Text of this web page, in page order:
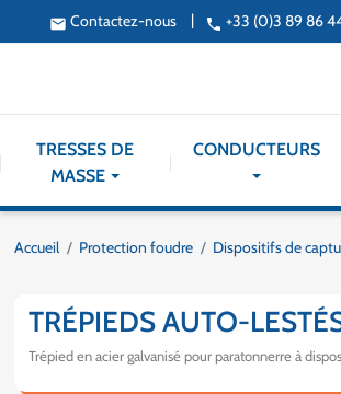
email Contactez-nous | phone +33 (0)3 89 86
TRESSES DE
MASSE
CONDUCTEURS
Accueil Protection foudre Dispositifs de
TRÉPIEDS AUTO-
Trépied en acier galvanisé pour paratonnerre à